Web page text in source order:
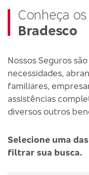
Conheça os
Bradesco
Nossos Seguros
necessidades,
familiares,
assistências
diversos outros
Selecione uma
filtrar sua busca.